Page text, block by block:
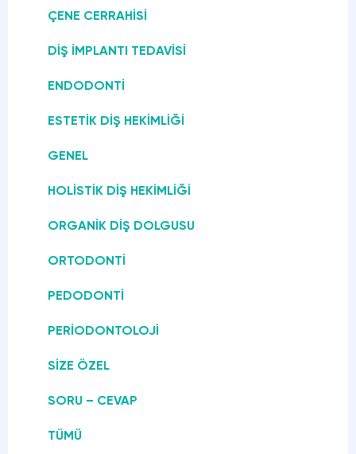
ÇENE CERRAHISI
DIŞ İMPLANTI TEDAVISI
ENDODONTI
ESTETIK DIŞ HEKIMLIĞI
GENEL
HOLISTIK DIŞ HEKIMLIĞI
ORGANIK DIŞ DOLGUSU
ORTODONTI
PEDODONTI
PERIODONTOLOJI
SIZE ÖZEL
SORU – CEVAP
TÜMÜ